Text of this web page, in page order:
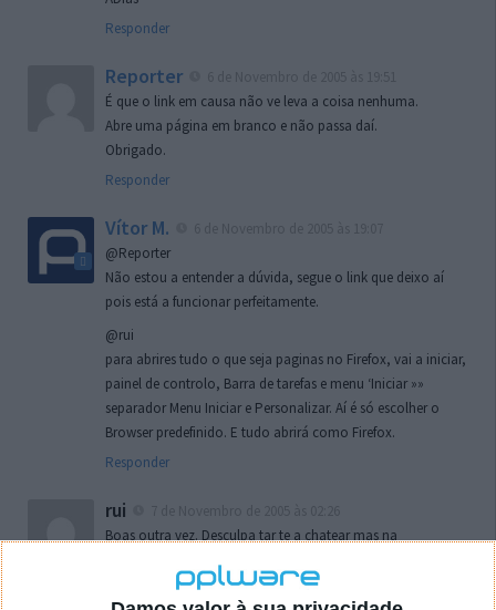
Responder
Reporter
É que o link em causa não ve leva a coisa nenhuma.
Abre uma página em branco e não passa daí.
Obrigado.
Responder
Vítor M.
@Reporter
Não estou a entender a dúvida, segue o link que deixo aí
pois está a funcionar perfeitamente.
@rui
para abrires tudo o que seja paginas no Firefox, vai a iniciar,
painel de controlo, Barra de tarefas e menu ‘Iniciar »»
separador Menu Iniciar e Personalizar. Aí é só escolher o
Browser predefinido. E tudo abrirá como Firefox.
Responder
rui
Boas outra vez. Desculpa tar te a chatear mas na
o firefox como browser predefenido